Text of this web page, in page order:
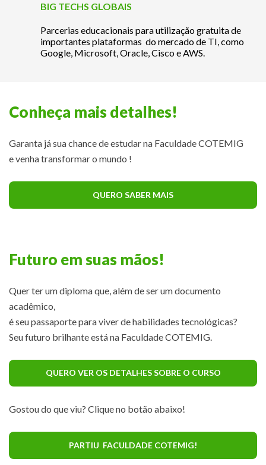
BIG TECHS GLOBAIS
Parcerias educacionais para utilização gratuita de
importantes plataformas do mercado de TI, como
Google, Microsoft, Oracle, Cisco e AWS.
Conheça mais detalhes!
Garanta já sua chance de estudar na Faculdade COTEMIG
e venha transformar o mundo !
QUERO SABER MAIS
Futuro em suas mãos!
Quer ter um diploma que, além de ser um documento
acadêmico,
é seu passaporte para viver de habilidades tecnológicas?
Seu futuro brilhante está na Faculdade COTEMIG.
QUERO VER OS DETALHES SOBRE O CURSO
Gostou do que viu? Clique no botão abaixo!
PARTIU FACULDADE COTEMIG!